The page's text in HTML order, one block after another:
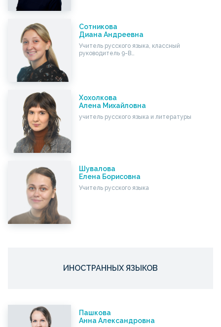
Сотникова
Диана Андреевна
Учитель русского языка, классный
руководитель 9-В…
Хохолкова
Алена Михайловна
учитель русского языка и литературы
Шувалова
Елена Борисовна
Учитель русского языка
ИНОСТРАННЫХ ЯЗЫКОВ
Пашкова
Анна Александровна